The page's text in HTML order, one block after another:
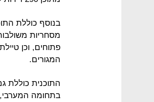
פתוחים, וכן
המגורים.
התוכנית כוללת